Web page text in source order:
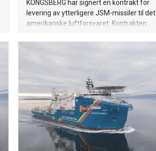
KONGSBERG har signert en kontrakt for
levering av ytterligere JSM-missiler til det
amerikanske luftforsvaret. Kontrakten